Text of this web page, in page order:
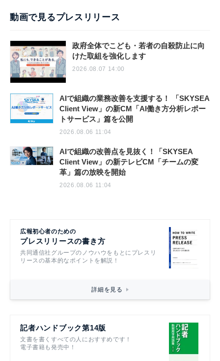
動画で見るプレスリリース
政府全体でこども・若者の自殺防止に向
けた取組を強化します
2026.08.07 14:00
AIで組織の業務改善を支援する！ 「SKYSEA
Client View」の新CM「AI働き方分析レポー
トサービス」篇を公開
2026.08.06 11:04
AIで組織の改善点を見抜く！「SKYSEA
Client View」の新テレビCM「チームの変
革」篇の放映を開始
2026.08.06 11:04
広報初心者のための
プレスリリースの書き方
共同通信社グループのノウハウをもとにプレスリ
リースの基本的なポイントを解説！
詳細を見る
記者ハンドブック第14版
文書を書くすべての人におすすめです！
電子書籍も発売中！